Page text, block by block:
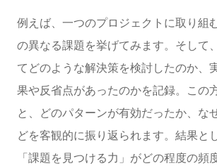
例えば、一つのプロジェクトに取り組
の異なる課題を挙げてみます。そして
てどのような解決策を検討したのか、
果や反省点があったのかを記録。この
と、どのパターンが有効だったか、な
どを客観的に振り返られます。結果と
「課題を見つける力」がどの程度の頻